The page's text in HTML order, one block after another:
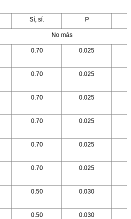
Sí, sí. P
No más
0.70 0.025
0.70 0.025
0.70 0.025
0.70 0.025
0.70 0.025
0.70 0.025
0.50 0.030
0.50 0.030